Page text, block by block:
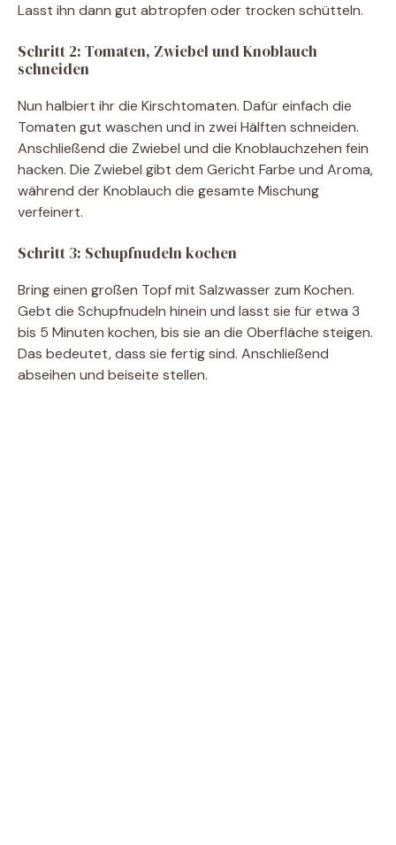
Lasst ihn dann gut abtropfen oder trocken schütteln.
Schritt 2: Tomaten, Zwiebel und Knoblauch
schneiden
Nun halbiert ihr die Kirschtomaten. Dafür einfach die
Tomaten gut waschen und in zwei Hälften schneiden.
Anschließend die Zwiebel und die Knoblauchzehen fein
hacken. Die Zwiebel gibt dem Gericht Farbe und Aroma,
während der Knoblauch die gesamte Mischung
verfeinert.
Schritt 3: Schupfnudeln kochen
Bring einen großen Topf mit Salzwasser zum Kochen.
Gebt die Schupfnudeln hinein und lasst sie für etwa 3
bis 5 Minuten kochen, bis sie an die Oberfläche steigen.
Das bedeutet, dass sie fertig sind. Anschließend
abseihen und beiseite stellen.